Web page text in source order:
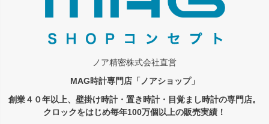
ノア精密株式会社直営
MAG時計専門店「ノアショップ」
創業４０年以上、壁掛け時計・置き時計・目覚まし時計の専門店。
クロックをはじめ毎年100万個以上の販売実績！